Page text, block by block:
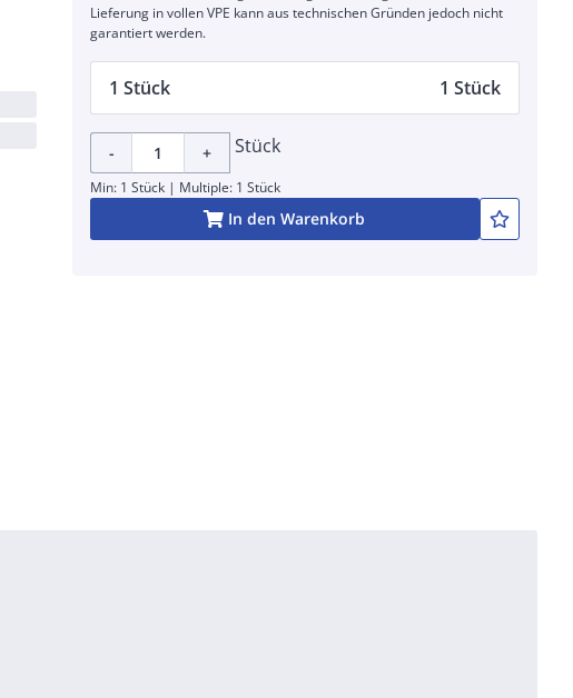
Lieferung in vollen VPE kann aus technischen Gründen jedoch nicht
garantiert werden.
1 Stück 1 Stück
- + Stück
Min: 1 Stück | Multiple: 1 Stück
In den Warenkorb